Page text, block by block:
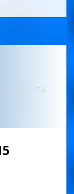
ZA